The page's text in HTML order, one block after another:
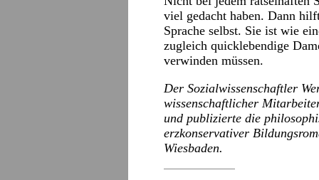
viel gedacht haben. Dann
Sprache selbst. Sie ist wie
zugleich quicklebendige
verwinden müssen.
Der Sozialwissenschaftler
wissenschaftlicher
und publizierte die
erzkonservativer
Wiesbaden.